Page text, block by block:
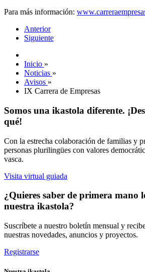
Para más información:
Anterior
Siguiente
Inicio »
Noticias »
Avisos »
IX Carrera de Empresas
Somos una ikastola diferente.
qué!
Con la estrecha colaboración de familias y
personas plurilingües con valores
vasca.
Visita virtual guiada
¿Quieres saber de primera mano
nuestra ikastola?
Suscríbete a nuestro boletín mensual y
nuestras novedades, anuncios y proyectos.
Registrarse